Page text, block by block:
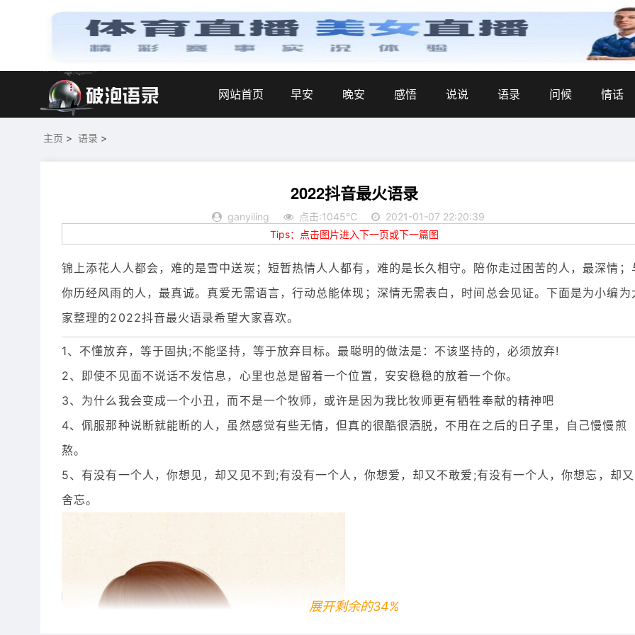
网站首页 早安 晚安 感悟 说说 语录 问候 情话
主页 > 语录 >
2022抖音最火语录
ganyiling 点击:1045℃
2021-01-07 22:20:39
Tips：点击图片进入下一页或下一篇图
锦上添花人人都会，难的是雪中送炭；短暂热情人人都有，难的是长久相守。陪你走过困苦的人，最深情；
你历经风雨的人，最真诚。真爱无需语言，行动总能体现；深情无需表白，时间总会见证。下面是为小编为
家整理的2022抖音最火语录希望大家喜欢。
1、不懂放弃，等于固执;不能坚持，等于放弃目标。最聪明的做法是：不该坚持的，必须放弃!
2、即使不见面不说话不发信息，心里也总是留着一个位置，安安稳稳的放着一个你。
3、为什么我会变成一个小丑，而不是一个牧师，或许是因为我比牧师更有牺牲奉献的精神吧
4、佩服那种说断就能断的人，虽然感觉有些无情，但真的很酷很洒脱，不用在之后的日子里，自己慢慢煎
熬。
5、有没有一个人，你想见，却又见不到;有没有一个人，你想爱，却又不敢爱;有没有一个人，你想忘，却
舍忘。
展开剩余的34%